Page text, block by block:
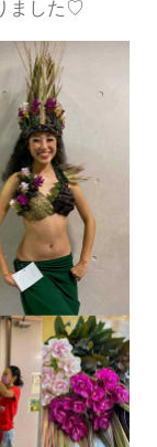
ました♡